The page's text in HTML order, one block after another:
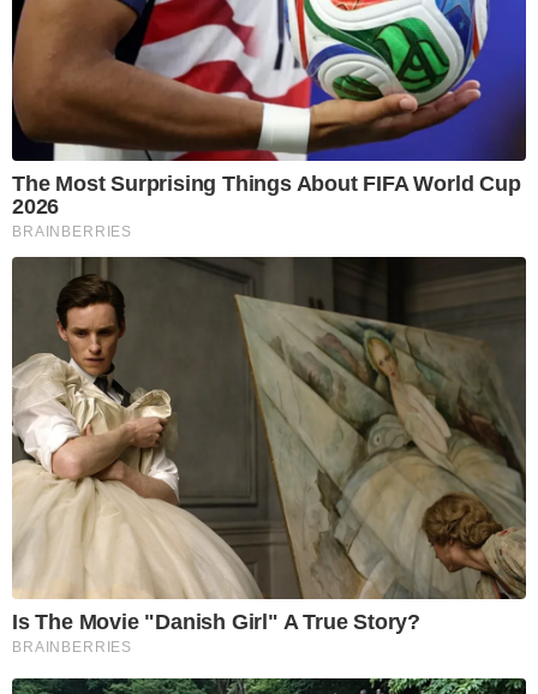
The Most Surprising Things About FIFA World Cup
2026
BRAINBERRIES
Is The Movie "Danish Girl" A True Story?
BRAINBERRIES